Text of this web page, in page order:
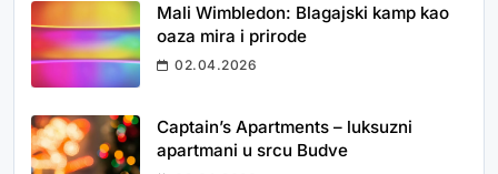
Mali Wimbledon: Blagajski kamp kao
oaza mira i prirode
02.04.2026
Captain’s Apartments – luksuzni
apartmani u srcu Budve